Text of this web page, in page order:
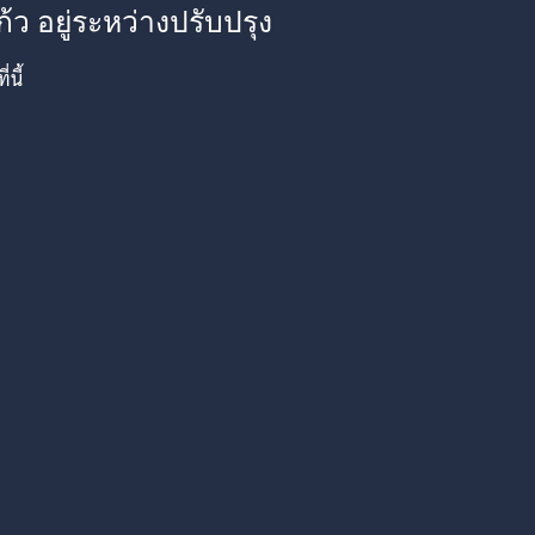
ว อยู่ระหว่างปรับปรุง
นี้